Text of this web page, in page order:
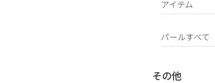
アイテム
イヤリング
ネックレス
パールすべて
南洋真珠
その他